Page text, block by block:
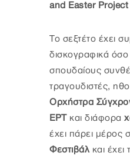
and Easter Project
Το σεξτέτο έχει
δισκογραφικά
σπουδαίους
τραγουδιστές,
Ορχήστρα
ΕΡΤ και διάφορα
έχει πάρει μέρος
Φεστιβάλκαι έχει